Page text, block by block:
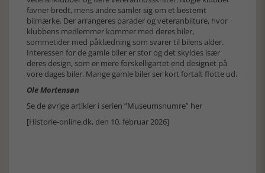
favner bredt, mens andre samler sig om et bestemt
bilmærke. Der arrangeres parader og veteranbilture, hvor
klubbens medlemmer kommer med deres biler,
sommetider med påklædning som svarer til bilens alder.
Interessen for de gamle biler er stor og det skyldes især
deres design, som er mere forskelligartet end designet på
vore dages biler. Mange gamle biler ser kort fortalt flotte ud.
Ole Mortensøn
Se de øvrige artikler i serien ”Museumsnumre” her
[Historie-online.dk, den 10. februar 2026]